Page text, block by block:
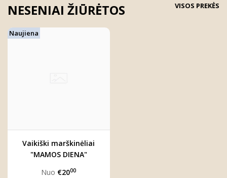
NESENIAI ŽIŪRĖTOS VISOS PREKĖS
Naujiena
Vaikiški marškinėliai
"MAMOS DIENA"
Nuo €2000